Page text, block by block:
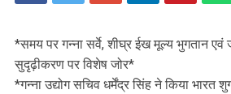
*समय पर गन्ना सर्वे, शीघ्र ईख मूल्य भुगतान एवं
सुदृढ़ीकरण पर विशेष जोर*
*गन्ना उद्योग सचिव धर्मेंद्र सिंह ने किया भारत